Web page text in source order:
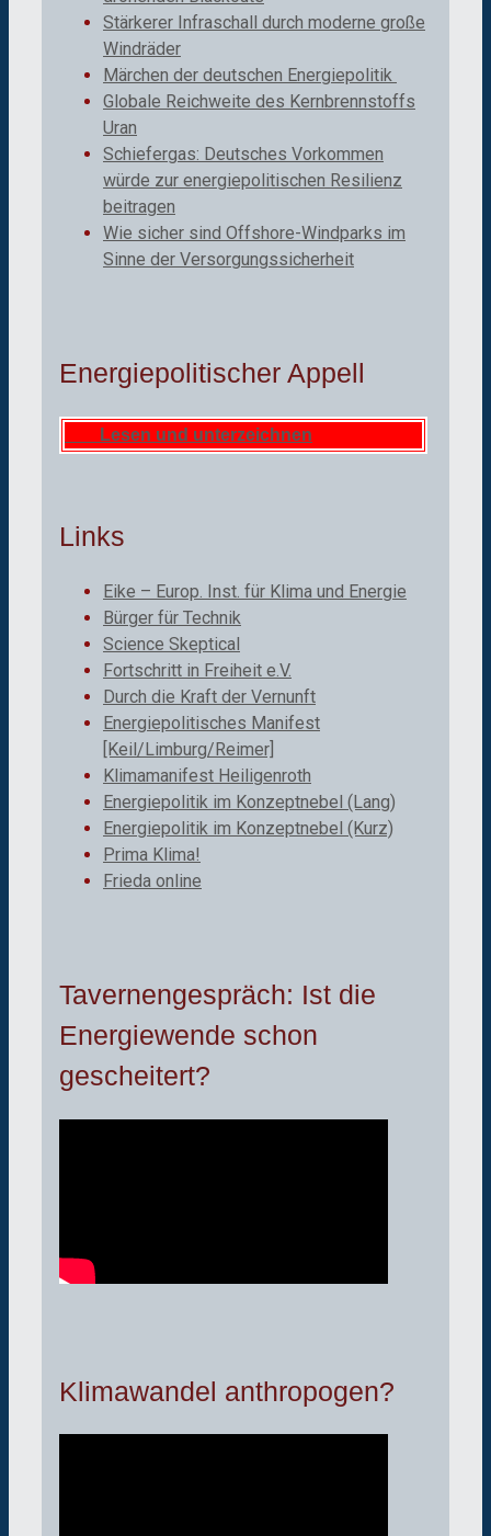
Stärkerer Infraschall durch moderne große
Windräder
Märchen der deutschen Energiepolitik
Globale Reichweite des Kernbrennstoffs
Uran
Schiefergas: Deutsches Vorkommen
würde zur energiepolitischen Resilienz
beitragen
Wie sicher sind Offshore-Windparks im
Sinne der Versorgungssicherheit
Energiepolitischer Appell
Lesen und unterzeichnen
Links
Eike – Europ. Inst. für Klima und Energie
Bürger für Technik
Science Skeptical
Fortschritt in Freiheit e.V.
Durch die Kraft der Vernunft
Energiepolitisches Manifest
[Keil/Limburg/Reimer]
Klimamanifest Heiligenroth
Energiepolitik im Konzeptnebel (Lang)
Energiepolitik im Konzeptnebel (Kurz)
Prima Klima!
Frieda online
Tavernengespräch: Ist die
Energiewende schon
gescheitert?
Klimawandel anthropogen?